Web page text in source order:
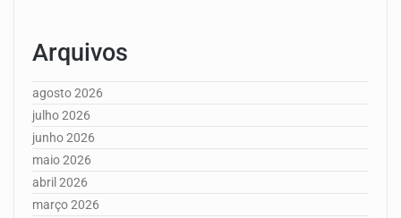
Arquivos
agosto 2026
julho 2026
junho 2026
maio 2026
abril 2026
março 2026